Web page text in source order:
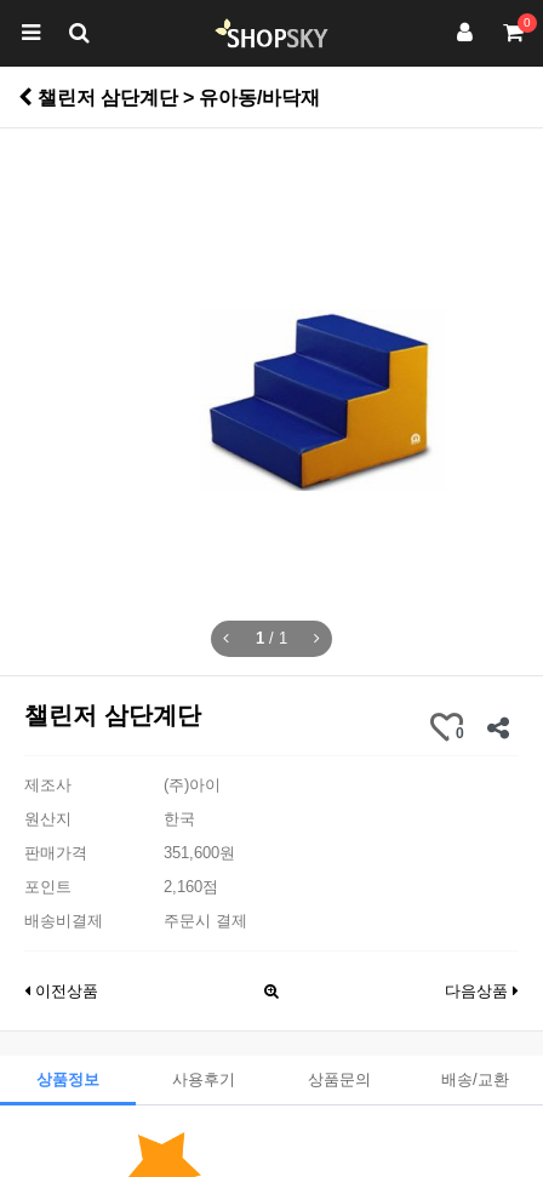
0
챌린저 삼단계단 > 유아동/바닥재
1 / 1
챌린저 삼단계단
0
제조사
(주)아이
원산지
한국
판매가격
351,600원
포인트
2,160점
배송비결제
주문시 결제
이전상품 다음상품
상품정보 사용후기 상품문의 배송/교환